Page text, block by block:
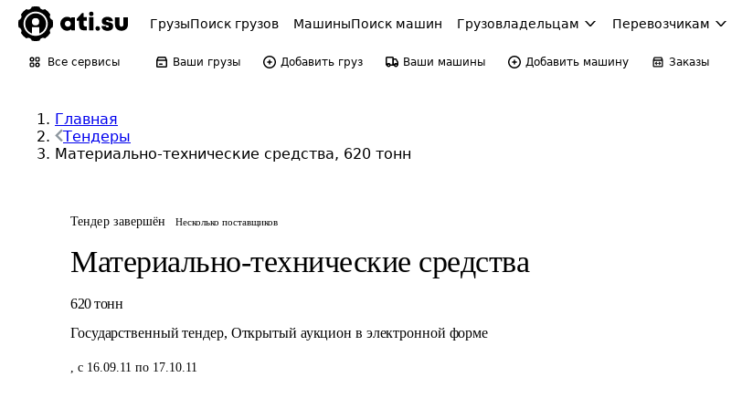
ГрузыПоиск грузов МашиныПоиск машин Грузовладельцам Перевозчикам
Все сервисы Ваши грузы Добавить груз Ваши машины Добавить машину Заказы
Главная
Тендеры
Материально-технические средства, 620 тонн
Тендер завершён Несколько поставщиков
Материально-технические средства
620 тонн
Государственный тендер, Открытый аукцион в электронной форме
, с 16.09.11 по 17.10.11